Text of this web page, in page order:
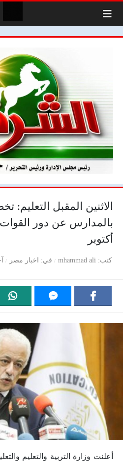
الاثنين المقبل التعليم:
بالمدارس عن دور
أكتوبر
كتب mhammad ali في اخبار مصر
أعلنت وزارة التربية والتعليم